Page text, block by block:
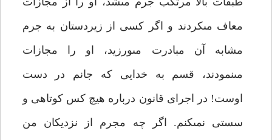
معاف مى‏كردند و اگر كسى از زيردستان به جرم
مشابه آن مبادرت مى‏ورزيد، او را مجازات
مى‏نمودند، قسم به خدايى كه جانم در دست
اوست! در اجراى قانون درباره هيچ كس كوتاهى و
سستى نمى‏كنم. اگر چه مجرم از نزديكان من